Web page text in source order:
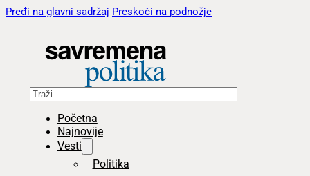
Pređi na glavni sadržaj Preskoči na podnožje
Pretraga
Početna
Najnovije
Vesti
Politika